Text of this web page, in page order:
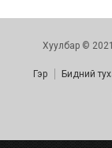
Хуулбар ©
Гэр Бидний